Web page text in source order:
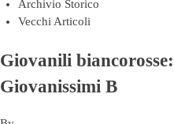
Archivio Storico
Vecchi Articoli
Giovanili
Giovanissimi B